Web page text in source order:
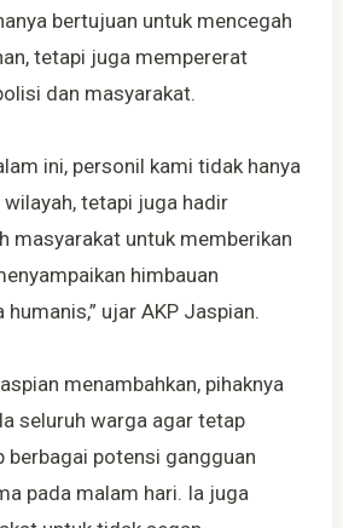
bertujuan untuk mencegah
tetapi juga mempererat
dan masyarakat.
ini, personil kami tidak hanya
tetapi juga hadir
masyarakat untuk memberikan
himbauan
ujar AKP Jaspian.
menambahkan, pihaknya
seluruh warga agar tetap
berbagai potensi gangguan
pada malam hari. Ia juga